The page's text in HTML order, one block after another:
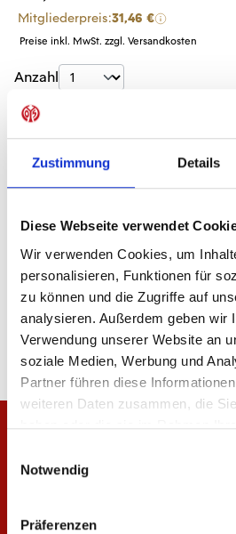
Zustimmung Details
Diese Webseite verwendet
Wir verwenden Cookies, um
personalisieren, Funktionen für
zu können und die Zugriffe auf
analysieren. Außerdem geben wir
Verwendung unserer Website an
soziale Medien, Werbung und
Partner führen diese
weiteren Daten zusammen, die
haben oder die sie im Rahmen
Notwendig
Präferenzen
Mitgliederpreis:31,46 €
Preise inkl. MwSt. zzgl. Versandkosten
Produkt Anzahl: Gib
Anzahl
Sofort verfügbar, Lieferzeit: 1-3
Produktdetails